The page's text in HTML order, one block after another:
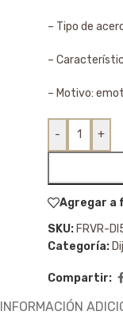
– Tipo de
–
– Motivo:
- +
Agregar a
SKU: FRVR-
Categoría:
Compartir:
INFORMACIÓN